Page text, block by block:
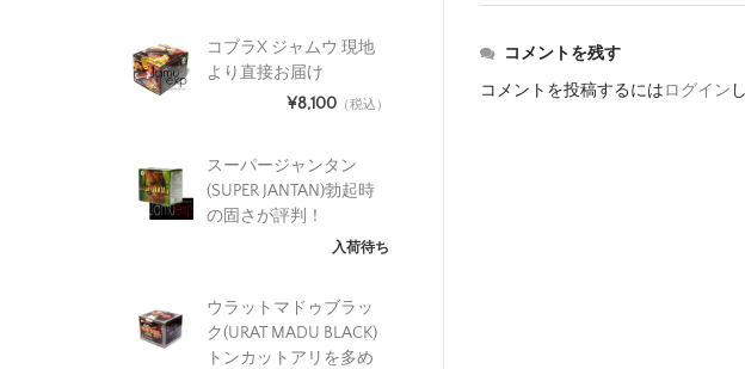
コメントを残す
コメントを投稿するにはログイン
コブラX ジャムウ 現地
より直接お届け
¥8,100 （税込）
スーパージャンタン
(SUPER JANTAN)勃起時
の固さが評判！
入荷待ち
ウラットマドゥブラッ
ク(URAT MADU BLACK)
トンカットアリを多め